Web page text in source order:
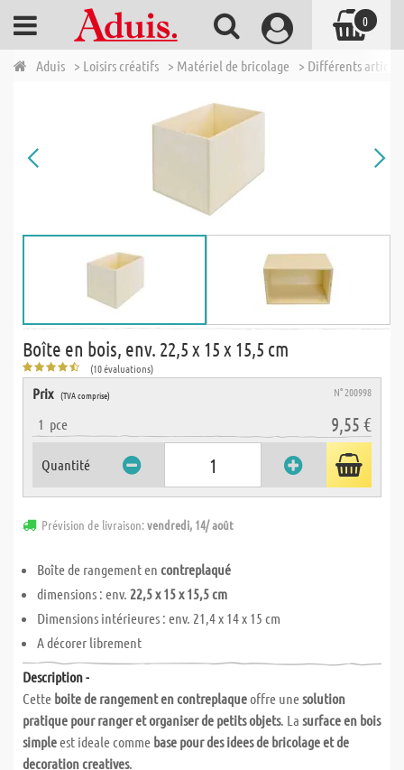
Aduis > Loisirs créatifs > Matériel de bricolage > Différents
Boîte en bois, env. 22,5 x 15 x 15,5 cm
(10 évaluations)
Prix (TVA comprise) N° 200998
1 pce 9,55 €
Quantité
Prévision de livraison:vendredi, 14/ août
Boîte de rangement en contreplaqué
dimensions : env. 22,5 x 15 x 15,5 cm
Dimensions intérieures : env. 21,4 x 14 x 15 cm
A décorer librement
Description -
Cette boite de rangement en contreplaqueoffre unesolution
pratique pour ranger et organiser de petits objets. La surface en bois
simpleest ideale comme base pour des idees de bricolage et de
decoration creatives.
0